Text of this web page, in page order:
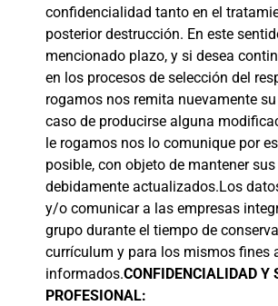
confidencialidad tanto en el
posterior destrucción. En este
mencionado plazo, y si desea
en los procesos de selección del
rogamos nos remita nuevamente
caso de producirse alguna
le rogamos nos lo comunique por
posible, con objeto de mantener
debidamente actualizados.Los
y/o comunicar a las empresas
grupo durante el tiempo de
currículum y para los mismos fines
informados.CONFIDENCIALIDAD Y
PROFESIONAL: